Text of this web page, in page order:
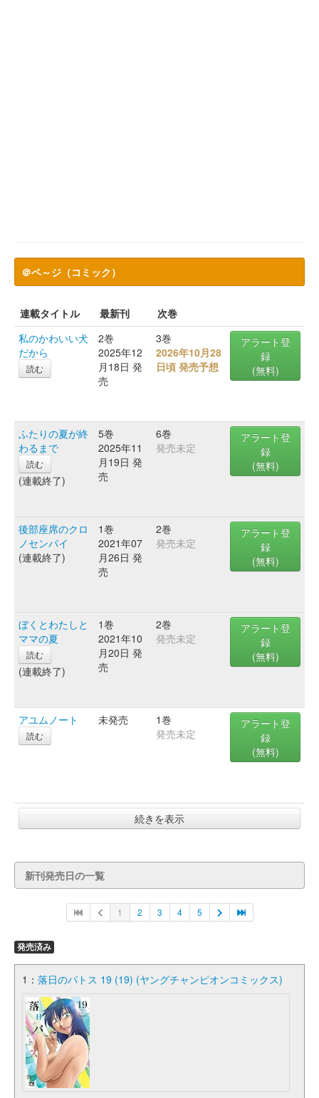
＠ペ～ジ（コミック）
連載タイトル 最新刊
次巻
私のかわいい犬
だから
読む
2巻
2025年12
月18日 発
売
3巻
2026年10月28
日頃 発売予想
アラート登
録
(無料)
ふたりの夏が終
わるまで
読む
(連載終了)
5巻
2025年11
月19日 発
売
6巻
発売未定
アラート登
録
(無料)
後部座席のクロ
ノセンパイ
(連載終了)
1巻
2021年07
月26日 発
売
2巻
発売未定
アラート登
録
(無料)
ぼくとわたしと
ママの夏
読む
(連載終了)
1巻
2021年10
月20日 発
売
2巻
発売未定
アラート登
録
(無料)
アユムノート
読む
未発売
1巻
発売未定
アラート登
録
(無料)
続きを表示
新刊発売日の一覧
1 2 3 4 5
発売済み
1： 落日のパトス 19 (19) (ヤングチャンピオンコミックス)